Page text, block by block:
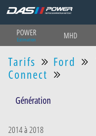
POWER
Estimation MHD
Tarifs Ford
Connect
Génération
2014 à 2018